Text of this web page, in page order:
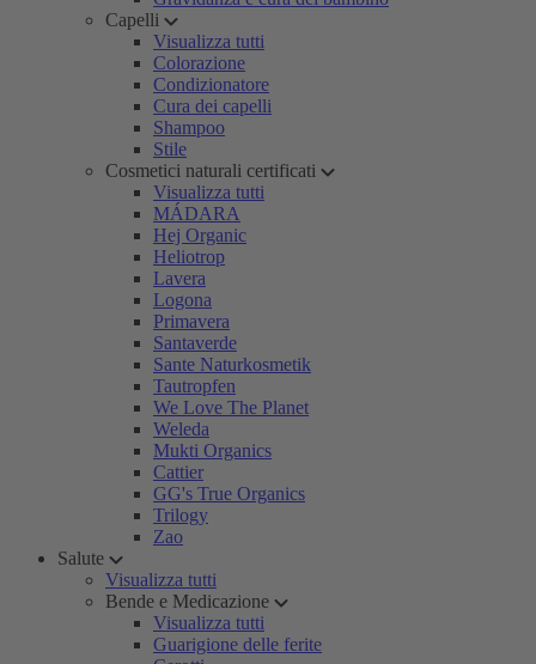
Capelli
Visualizza tutti
Colorazione
Condizionatore
Cura dei capelli
Shampoo
Stile
Cosmetici naturali certificati
Visualizza tutti
MÁDARA
Hej Organic
Heliotrop
Lavera
Logona
Primavera
Santaverde
Sante Naturkosmetik
Tautropfen
We Love The Planet
Weleda
Mukti Organics
Cattier
GG's True Organics
Trilogy
Zao
Salute
Visualizza tutti
Bende e Medicazione
Visualizza tutti
Guarigione delle ferite